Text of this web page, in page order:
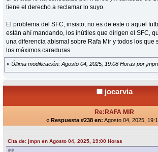
tiene el derecho a reclamar lo suyo.
El problema del SFC, insisto, no es de este o aquel
están ahí mandando, los inútiles que dirigen el SFC,
una diferencia abismal sobre Rafa Mir y todos los que
los máximos caraduras.
« Última modificación: Agosto 04, 2025, 19:08 Horas por jmpn
jocarvia
Re:RAFA MIR
« Respuesta #238 en: Agosto 04, 2025,
Cita de: jmpn en Agosto 04, 2025, 19:00 Horas